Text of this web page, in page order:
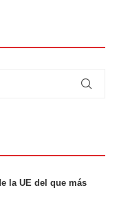
la UE del que más